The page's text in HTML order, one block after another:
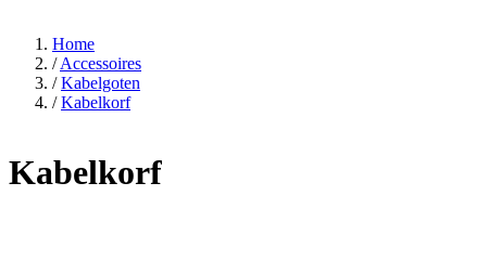
Home
/ Accessoires
/ Kabelgoten
/ Kabelkorf
Kabelkorf